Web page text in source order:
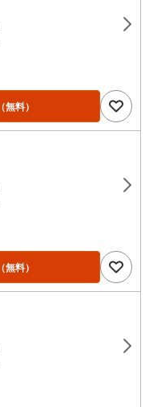
（無料）
（無料）